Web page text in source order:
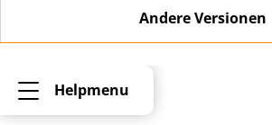
Andere Versionen
Helpmenu